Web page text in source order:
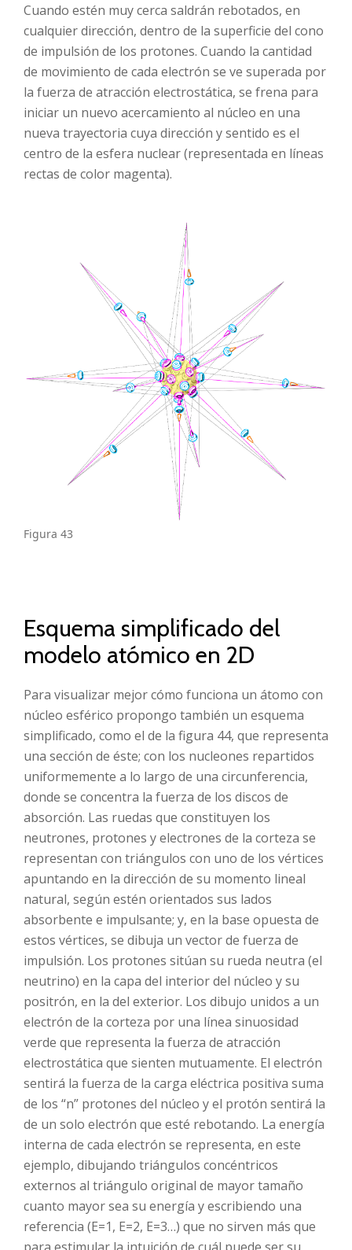
Cuando estén muy cerca saldrán rebotados, en
cualquier dirección, dentro de la superficie del cono
de impulsión de los protones. Cuando la cantidad
de movimiento de cada electrón se ve superada por
la fuerza de atracción electrostática, se frena para
iniciar un nuevo acercamiento al núcleo en una
nueva trayectoria cuya dirección y sentido es el
centro de la esfera nuclear (representada en líneas
rectas de color magenta).
Figura 43
Esquema simplificado del
modelo atómico en 2D
Para visualizar mejor cómo funciona un átomo con
núcleo esférico propongo también un esquema
simplificado, como el de la figura 44, que representa
una sección de éste; con los nucleones repartidos
uniformemente a lo largo de una circunferencia,
donde se concentra la fuerza de los discos de
absorción. Las ruedas que constituyen los
neutrones, protones y electrones de la corteza se
representan con triángulos con uno de los vértices
apuntando en la dirección de su momento lineal
natural, según estén orientados sus lados
absorbente e impulsante; y, en la base opuesta de
estos vértices, se dibuja un vector de fuerza de
impulsión. Los protones sitúan su rueda neutra (el
neutrino) en la capa del interior del núcleo y su
positrón, en la del exterior. Los dibujo unidos a un
electrón de la corteza por una línea sinuosidad
verde que representa la fuerza de atracción
electrostática que sienten mutuamente. El electrón
sentirá la fuerza de la carga eléctrica positiva suma
de los “n” protones del núcleo y el protón sentirá la
de un solo electrón que esté rebotando. La energía
interna de cada electrón se representa, en este
ejemplo, dibujando triángulos concéntricos
externos al triángulo original de mayor tamaño
cuanto mayor sea su energía y escribiendo una
referencia (E=1, E=2, E=3…) que no sirven más que